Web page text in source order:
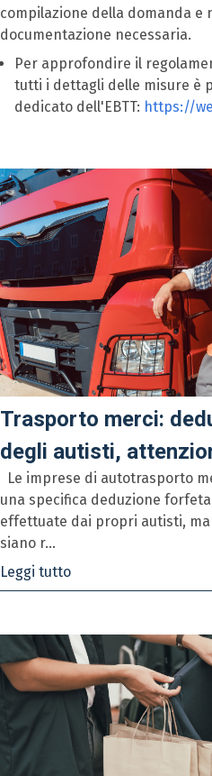
compilazione della domanda e
documentazione necessaria.
Per approfondire il
tutti i dettagli delle misure è
dedicato dell'EBTT: https://
Trasporto merci:
degli autisti,
Le imprese di autotrasporto
una specifica deduzione
effettuate dai propri autisti,
siano r...
Leggi tutto